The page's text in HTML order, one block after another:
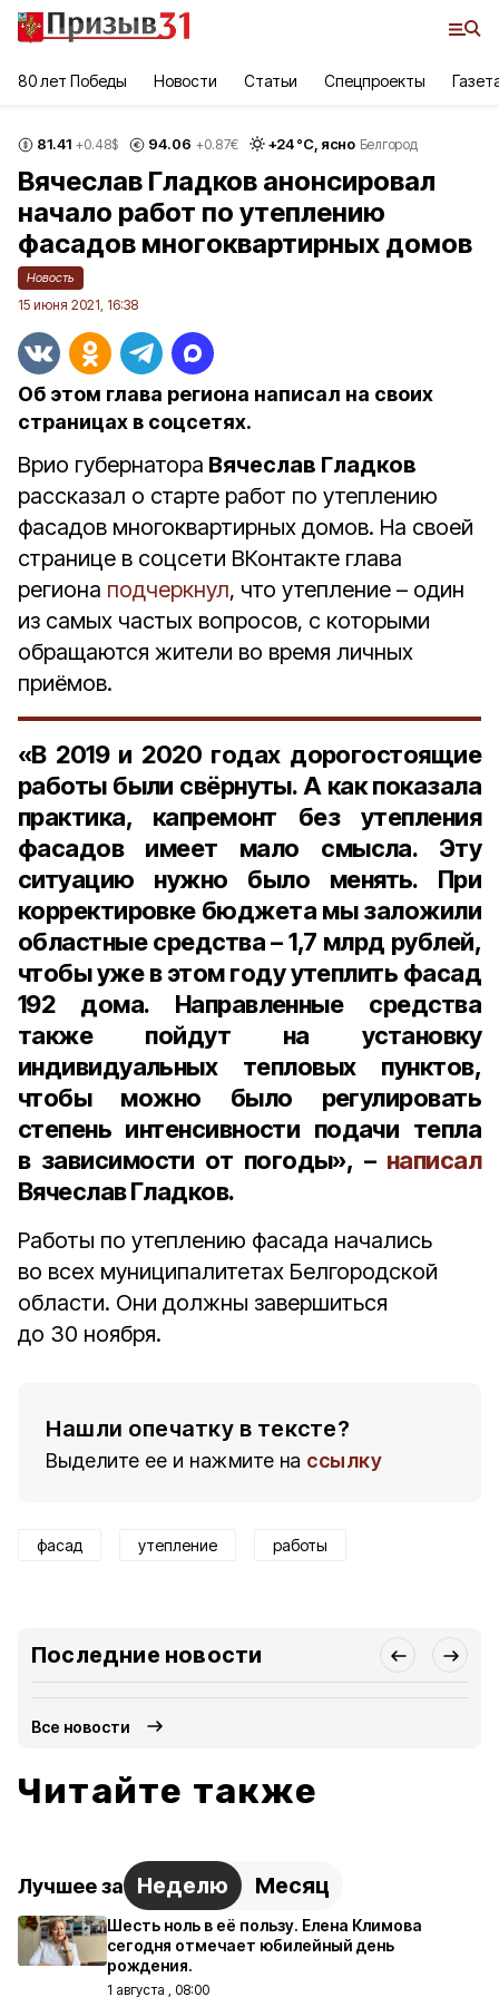
80 лет Победы Новости Статьи Спецпроекты
81.41 +0.48$ 94.06 +0.87€ +24°С, ясно Белгород
Вячеслав Гладков анонсировал
начало работ по утеплению
фасадов многоквартирных домов
Новость
15 июня 2021, 16:38
Об этом глава региона написал на своих
страницах в соцсетях.
Врио губернатора Вячеслав Гладков
рассказал о старте работ по утеплению
фасадов многоквартирных домов. На своей
странице в соцсети ВКонтакте глава
региона подчеркнул, что утепление – один
из самых частых вопросов, с которыми
обращаются жители во время личных
приёмов.
«В 2019 и 2020 годах дорогостоящие
работы были свёрнуты. А как показала
практика, капремонт без утепления
фасадов имеет мало смысла. Эту
ситуацию нужно было менять. При
корректировке бюджета мы заложили
областные средства –1,7 млрд рублей,
чтобы уже в этом году утеплить фасад
192 дома. Направленные средства
также пойдут на установку
индивидуальных тепловых пунктов,
чтобы можно было регулировать
степень интенсивности подачи тепла
в зависимости от погоды», – написал
Вячеслав Гладков.
Работы по утеплению фасада начались
во всех муниципалитетах Белгородской
области. Они должны завершиться
до 30 ноября.
Нашли опечатку в тексте?
Выделите ее и нажмите на ссылку
фасад утепление работы
Последние новости
Все новости
Читайте также
Лучшее за Неделю Месяц
Шесть ноль в её пользу. Елена Климова
сегодня отмечает юбилейный день
рождения.
1 августа , 08:00